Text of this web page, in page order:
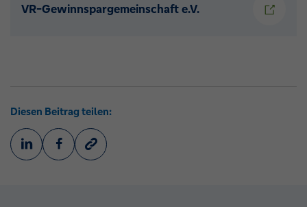
VR-Gewinnspargemeinschaft e.V.
Diesen Beitrag teilen: